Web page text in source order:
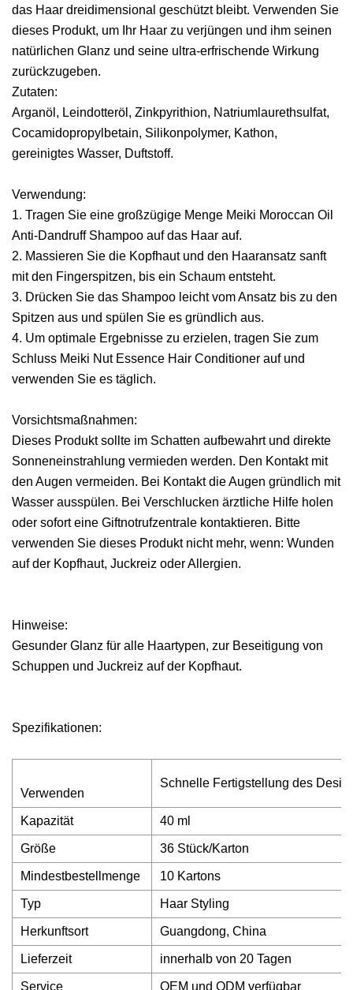
das Haar dreidimensional geschützt bleibt. Verwenden Sie
dieses Produkt, um Ihr Haar zu verjüngen und ihm seinen
natürlichen Glanz und seine ultra-erfrischende Wirkung
zurückzugeben.
Zutaten:
Arganöl, Leindotteröl, Zinkpyrithion, Natriumlaurethsulfat,
Cocamidopropylbetain, Silikonpolymer, Kathon,
gereinigtes Wasser, Duftstoff.
Verwendung:
1. Tragen Sie eine großzügige Menge Meiki Moroccan Oil
Anti-Dandruff Shampoo auf das Haar auf.
2. Massieren Sie die Kopfhaut und den Haaransatz sanft
mit den Fingerspitzen, bis ein Schaum entsteht.
3. Drücken Sie das Shampoo leicht vom Ansatz bis zu den
Spitzen aus und spülen Sie es gründlich aus.
4. Um optimale Ergebnisse zu erzielen, tragen Sie zum
Schluss Meiki Nut Essence Hair Conditioner auf und
verwenden Sie es täglich.
Vorsichtsmaßnahmen:
Dieses Produkt sollte im Schatten aufbewahrt und direkte
Sonneneinstrahlung vermieden werden. Den Kontakt mit
den Augen vermeiden. Bei Kontakt die Augen gründlich mit
Wasser ausspülen. Bei Verschlucken ärztliche Hilfe holen
oder sofort eine Giftnotrufzentrale kontaktieren. Bitte
verwenden Sie dieses Produkt nicht mehr, wenn: Wunden
auf der Kopfhaut, Juckreiz oder Allergien.
Hinweise:
Gesunder Glanz für alle Haartypen, zur Beseitigung von
Schuppen und Juckreiz auf der Kopfhaut.
Spezifikationen:
Verwenden
Schnelle Fertigstellung des
Kapazität 40 ml
Größe 36 Stück/Karton
Mindestbestellmenge 10 Kartons
Typ Haar Styling
Herkunftsort Guangdong, China
Lieferzeit innerhalb von 20 Tagen
Service OEM und ODM verfügbar